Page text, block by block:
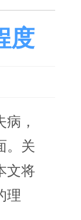
度
，
。关
文将
理